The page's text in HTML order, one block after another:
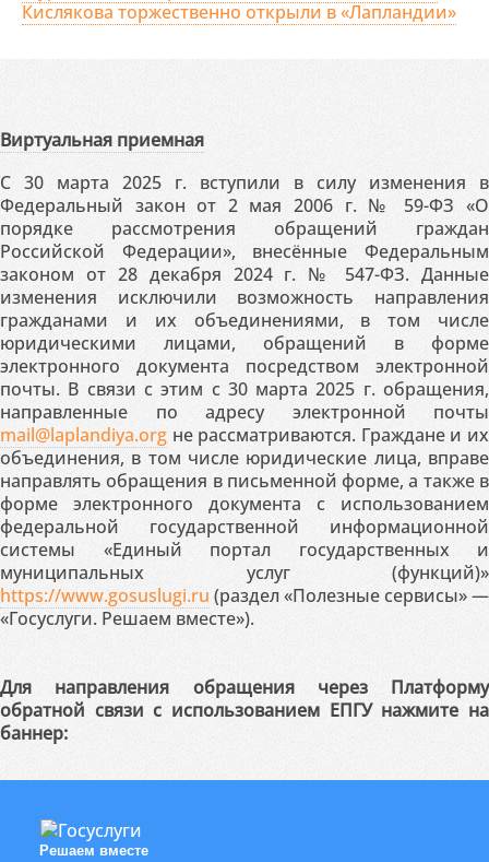
Кислякова торжественно открыли в «Лапландии»
Виртуальная приемная
С 30 марта 2025 г. вступили в силу изменения в
Федеральный закон от 2 мая 2006 г. № 59-ФЗ «О
порядке рассмотрения обращений граждан
Российской Федерации», внесённые Федеральным
законом от 28 декабря 2024 г. № 547-ФЗ. Данные
изменения исключили возможность направления
гражданами и их объединениями, в том числе
юридическими лицами, обращений в форме
электронного документа посредством электронной
почты. В связи с этим с 30 марта 2025 г. обращения,
направленные по адресу электронной почты
mail@laplandiya.org не рассматриваются. Граждане и их
объединения, в том числе юридические лица, вправе
направлять обращения в письменной форме, а также в
форме электронного документа с использованием
федеральной государственной информационной
системы «Единый портал государственных и
муниципальных услуг (функций)»
https://www.gosuslugi.ru (раздел «Полезные сервисы» —
«Госуслуги. Решаем вместе»).
Для направления обращения через Платформу
обратной связи с использованием ЕПГУ нажмите на
баннер:
Решаем вместе